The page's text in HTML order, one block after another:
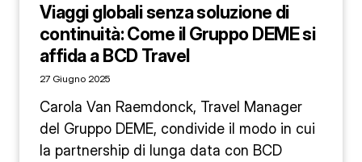
Viaggi globali senza soluzione di
continuità: Come il Gruppo DEME si
affida a BCD Travel
27 Giugno 2025
Carola Van Raemdonck, Travel Manager
del Gruppo DEME, condivide il modo in cui
la partnership di lunga data con BCD